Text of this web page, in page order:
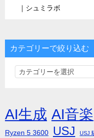
｜シュミラボ
カテゴリーで絞り込む
カ
リ
ー
で
AI生成 AI音楽
Ryzen 5 3600 USJ USJ